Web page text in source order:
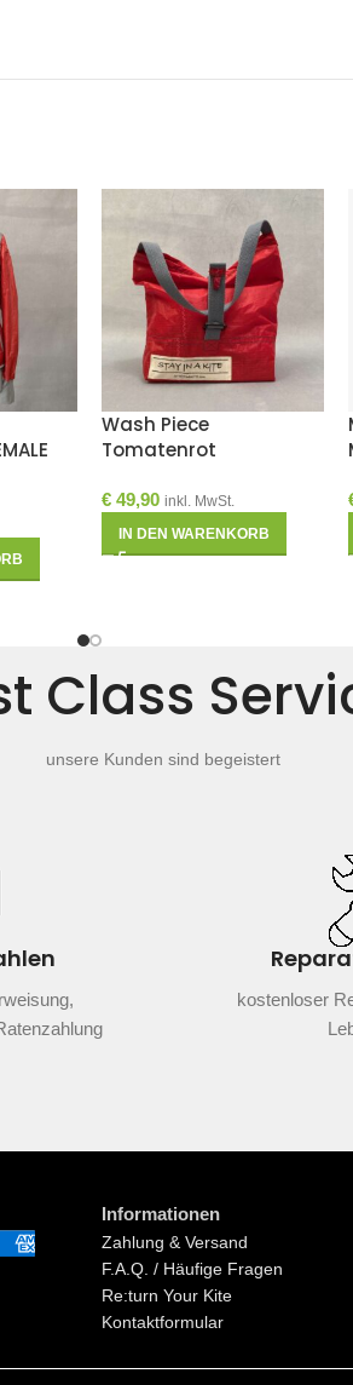
Wash Piece
Tomatenrot
€49,90 inkl. MwSt.
IN DEN WARENKORB
Class
unsere Kunden sind begeistert
kostenloser
Informationen
Zahlung & Versand
F.A.Q. / Häufige Fragen
Re:turn Your Kite
Kontaktformular